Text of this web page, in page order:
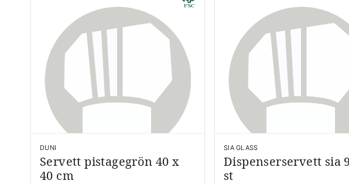
DUNI
Servett pistagegrön 40 x
40 cm
SIA GLASS
Dispenserservett sia
st